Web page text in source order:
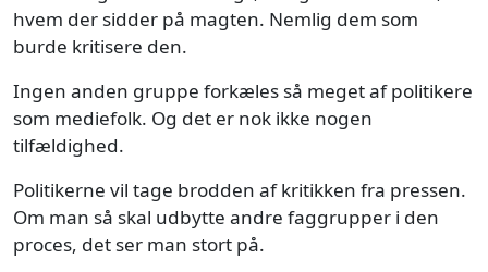
hvem der sidder på magten. Nemlig dem som
burde kritisere den.
Ingen anden gruppe forkæles så meget af politikere
som mediefolk. Og det er nok ikke nogen
tilfældighed.
Politikerne vil tage brodden af kritikken fra pressen.
Om man så skal udbytte andre faggrupper i den
proces, det ser man stort på.